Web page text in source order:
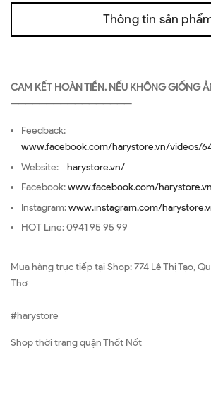
Thông tin sản
CAM KẾT HOÀN TIỀN. NẾU KHÔNG GIỐNG
—————————————————
Feedback:
www.facebook.com/harystore.vn/videos/
Website: harystore.vn/
Facebook:www.facebook.com/harystore.vn
Instagram:www.instagram.com/
HOT Line: 0941 95 95 99
Mua hàng trực tiếp tại Shop: 774 Lê Thị Tạo,
Thơ
#harystore
Shop thời trang quận Thốt Nốt